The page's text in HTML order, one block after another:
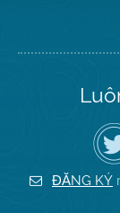
ĐĂNG KÝ